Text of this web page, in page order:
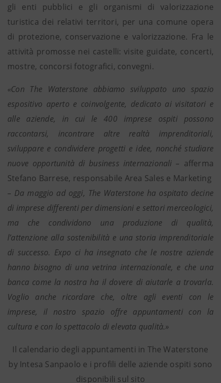
gli enti pubblici e gli organismi di valorizzazione
turistica dei relativi territori, per una comune opera
di protezione, conservazione e valorizzazione. Fra le
attività promosse nei castelli: visite guidate, concerti,
mostre, concorsi fotografici, convegni.
«Con The Waterstone abbiamo sviluppato uno spazio
espositivo aperto e coinvolgente, dedicato ai visitatori e
alle aziende, in cui le 400 imprese ospiti possono
raccontarsi, incontrare altre realtà imprenditoriali,
sviluppare e condividere progetti e idee, nonché studiare
nuove opportunità di business internazionali – afferma
Stefano Barrese, responsabile Area Sales e Marketing
– Da maggio ad oggi, The Waterstone ha ospitato decine
di imprese differenti per dimensioni e settori merceologici,
ma che condividono una produzione di qualità,
l’attenzione alla sostenibilità e una storia imprenditoriale
di successo. Expo ci ha insegnato che le nostre aziende
hanno bisogno di una vetrina internazionale, e che una
banca come la nostra ha il dovere di aiutarle a trovarla.
Voglio anche ricordare che, oltre agli eventi con le
imprese, il nostro spazio offre appuntamenti con la
cultura e con lo spettacolo di elevata qualità.»
Il calendario degli appuntamenti in The Waterstone
by Intesa Sanpaolo e i profili delle aziende ospiti sono
disponibili sul sito